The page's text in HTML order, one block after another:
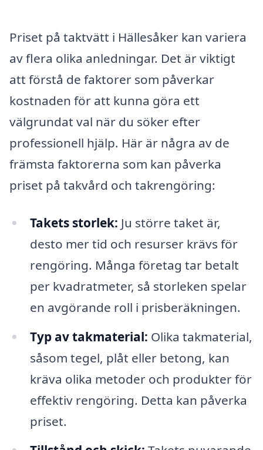
Priset på taktvätt i Hällesåker kan variera
av flera olika anledningar. Det är viktigt
att förstå de faktorer som påverkar
kostnaden för att kunna göra ett
välgrundat val när du söker efter
professionell hjälp. Här är några av de
främsta faktorerna som kan påverka
priset på takvård och takrengöring:
Takets storlek: Ju större taket är,
desto mer tid och resurser krävs för
rengöring. Många företag tar betalt
per kvadratmeter, så storleken spelar
en avgörande roll i prisberäkningen.
Typ av takmaterial: Olika takmaterial,
såsom tegel, plåt eller betong, kan
kräva olika metoder och produkter för
effektiv rengöring. Detta kan påverka
priset.